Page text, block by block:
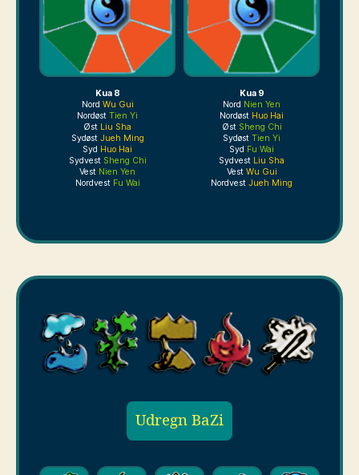
Kua 8
Nord Wu Gui
Nordøst Tien Yi
Øst Liu Sha
Sydøst Jueh Ming
Syd Huo Hai
Sydvest Sheng Chi
Vest Nien Yen
Nordvest Fu Wai
Kua 9
Nord Nien Yen
Nordøst Huo Hai
Øst Sheng Chi
Sydøst Tien Yi
Syd Fu Wai
Sydvest Liu Sha
Vest Wu Gui
Nordvest Jueh Ming
Udregn BaZi